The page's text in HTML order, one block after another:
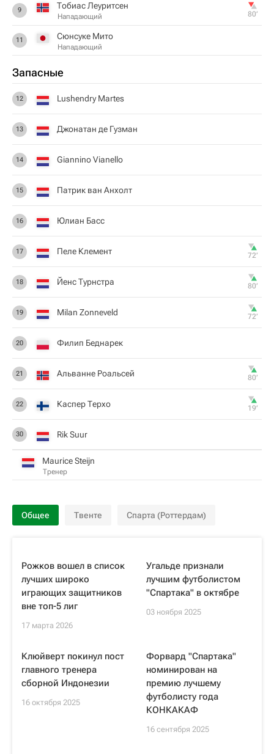
9 Тобиас Леуритсен
Нападающий 80‎’‎
11 Сюнсуке Мито
Нападающий
Запасные
12 Lushendry Martes
13 Джонатан де Гузман
14 Giannino Vianello
15 Патрик ван Анхолт
16 Юлиан Басс
17 Пеле Клемент 72‎’‎
18 Йенс Турнстра 80‎’‎
19 Milan Zonneveld 72‎’‎
20 Филип Беднарек
21 Альванне Роальсей 80‎’‎
22 Каспер Терхо 19‎’‎
30 Rik Suur
Maurice Steijn
Тренер
Общее Твенте Спарта (Роттердам)
Рожков вошел в список
лучших широко
играющих защитников
вне топ-5 лиг
17 марта 2026
Угальде признали
лучшим футболистом
"Спартака" в октябре
03 ноября 2025
Клюйверт покинул пост
главного тренера
сборной Индонезии
16 октября 2025
Форвард "Спартака"
номинирован на
премию лучшему
футболисту года
КОНКАКАФ
16 сентября 2025